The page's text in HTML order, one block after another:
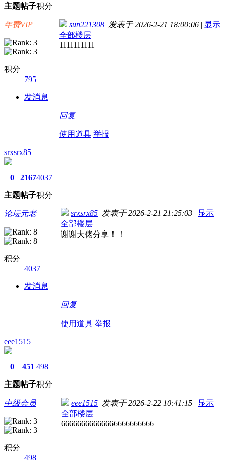
主题帖子积分
年费VIP
积分
795
发消息
sun221308 发表于 2026-2-21 18:00:06 | 显示
全部楼层
1111111111
回复
使用道具 举报
srxsrx85
0
主题
2167
帖子
4037
积分
论坛元老
积分
4037
发消息
srxsrx85 发表于 2026-2-21 21:25:03 | 显示
全部楼层
谢谢大佬分享！！
回复
使用道具 举报
eee1515
0
主题
451
帖子
498
积分
中级会员
积分
498
eee1515 发表于 2026-2-22 10:41:15 | 显示
全部楼层
66666666666666666666666